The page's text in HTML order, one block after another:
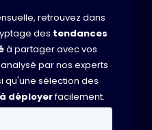
retrouvez dans
des tendances
à partager avec vos
par nos experts
qu'une sélection des
déployerfacilement.